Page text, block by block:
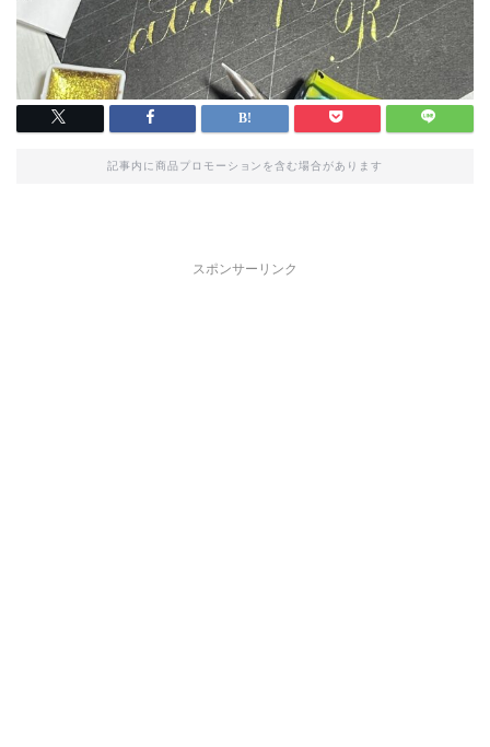
記事内に商品プロモーションを含む場合があります
スポンサーリンク